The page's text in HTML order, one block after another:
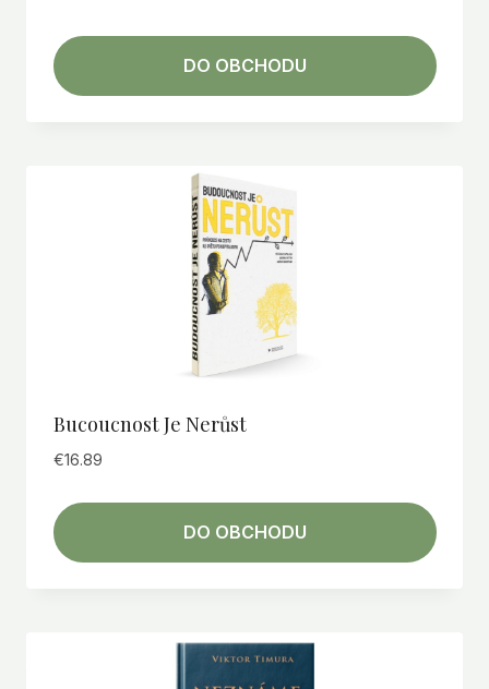
DO OBCHODU
Bucoucnost Je Nerůst
€16.89
DO OBCHODU